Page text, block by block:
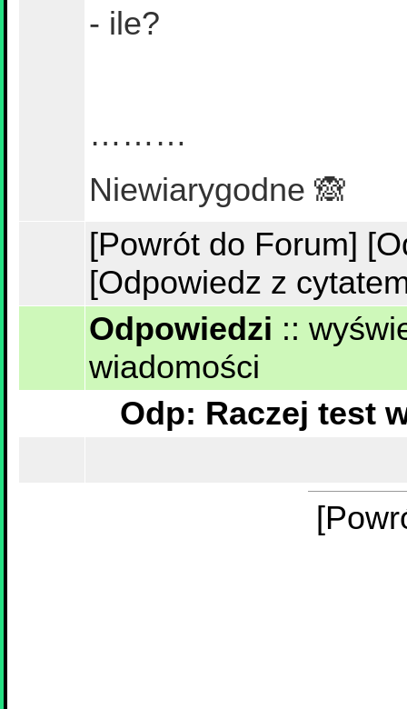
- ile?
………
Niewiarygodne 🙈
[Powrót do Forum]
[Odpowiedz z
Odpowiedzi ::
wiadomości